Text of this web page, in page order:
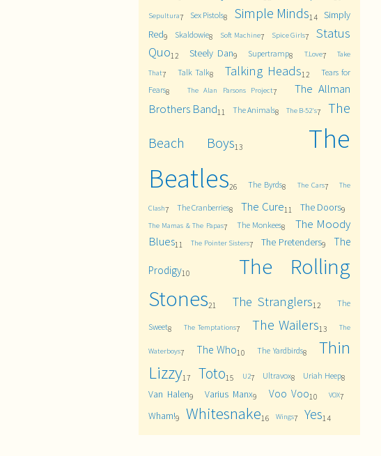
Sepultura7 Sex Pistols8 Simple Minds14
Simply
Red9 Skaldowie8 Soft Machine7 Spice Girls7
Status
Quo12 Steely Dan9 Supertramp8 T.Love7
Take
That7 Talk Talk8 Talking Heads12
Tears for
Fears8 The Alan Parsons Project7
The Allman
Brothers Band11 The Animals8 The B-52's7
The
Beach Boys13
The
Beatles26 The Byrds8 The Cars7 The
Clash7 The Cranberries8 The Cure11 The Doors9
The Mamas & The Papas7 The Monkees8
The Moody
Blues11 The Pointer Sisters7 The Pretenders9 The
Prodigy10
The Rolling
Stones21 The Stranglers12 The
Sweet8 The Temptations7 The Wailers13 The
Waterboys7 The Who10 The Yardbirds8
Thin
Lizzy17 Toto15 U27 Ultravox8 Uriah Heep8
Van Halen9 Varius Manx9 Voo Voo10 VOX7
Wham!9 Whitesnake16 Wings7 Yes14